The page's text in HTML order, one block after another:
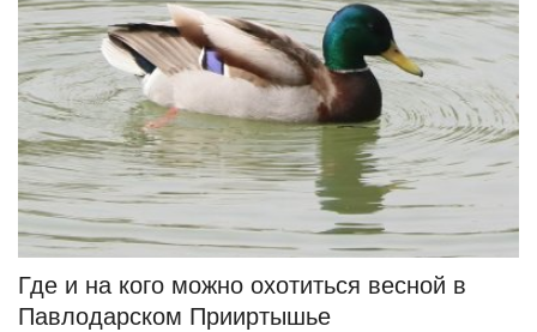
Где и на кого можно охотиться весной в
Павлодарском Прииртышье